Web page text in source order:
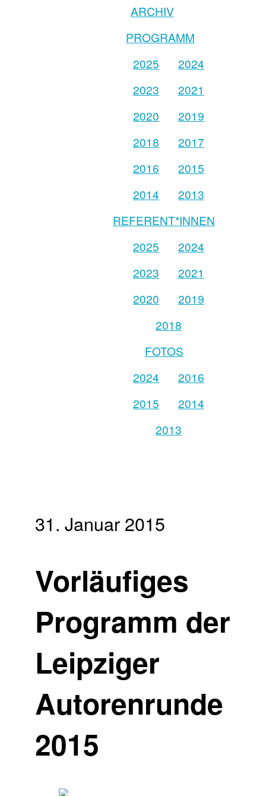
ARCHIV
PROGRAMM
2025
2024
2023
2021
2020
2019
2018
2017
2016
2015
2014
2013
REFERENT*INNEN
2025
2024
2023
2021
2020
2019
2018
FOTOS
2024
2016
2015
2014
2013
31. Januar 2015
Vorläufiges
Programm der
Leipziger
Autorenrunde
2015